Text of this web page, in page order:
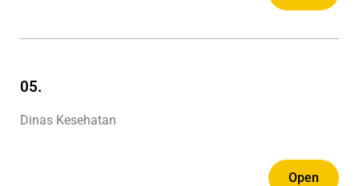
05.
Dinas Kesehatan
Open